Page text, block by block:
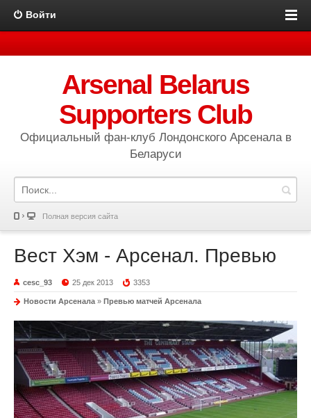
Войти
Arsenal Belarus
Supporters Club
Официальный фан-клуб Лондонского Арсенала в
Беларуси
Полная версия сайта
Вест Хэм - Арсенал. Превью
cesc_93 25 дек 2013 3353
Новости Арсенала » Превью матчей Арсенала